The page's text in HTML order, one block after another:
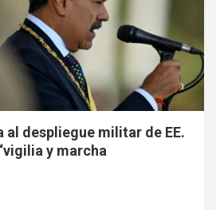
al despliegue militar de EE.
y marcha